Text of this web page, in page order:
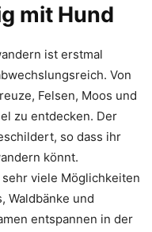
mit Hund
ist erstmal
Von
Felsen, Moos und
zu entdecken. Der
so dass ihr
könnt.
viele Möglichkeiten
Waldbänke und
entspannen in der